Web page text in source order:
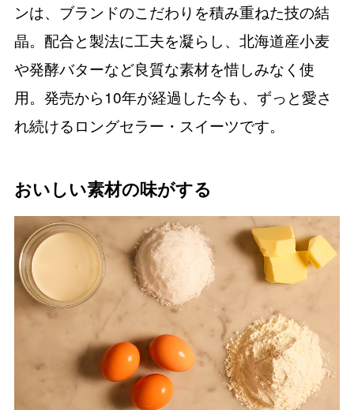
ンは、ブランドのこだわりを積み重ねた技の結
晶。配合と製法に工夫を凝らし、北海道産小麦
や発酵バターなど良質な素材を惜しみなく使
用。発売から10年が経過した今も、ずっと愛さ
れ続けるロングセラー・スイーツです。
おいしい素材の味がする